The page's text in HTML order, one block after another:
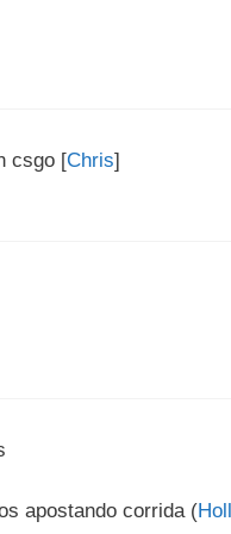
csgo [Chris]
apostando corrida (